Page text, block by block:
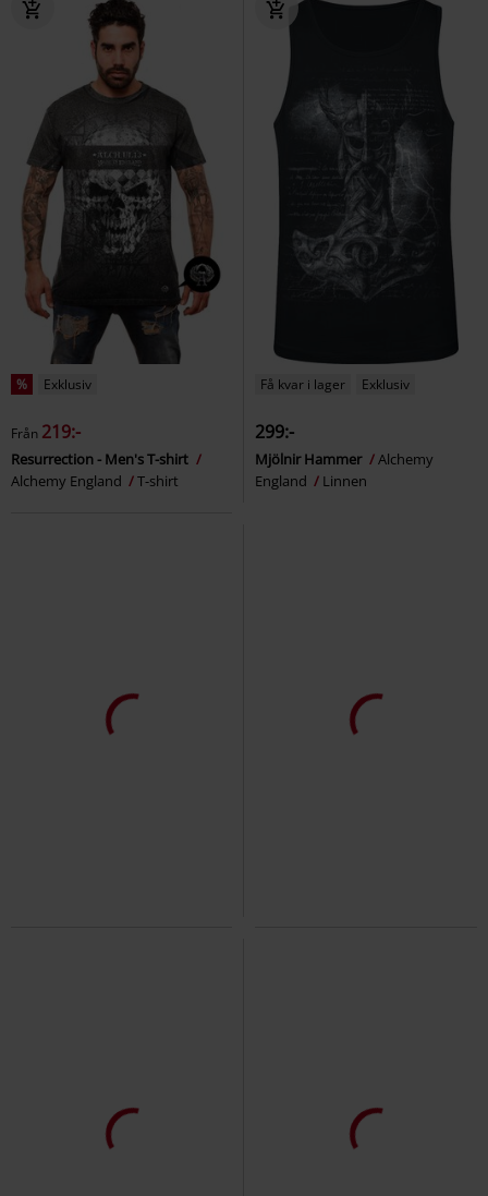
% Exklusiv
Från 219:-
Resurrection - Men's T-shirt
Alchemy England
T-shirt
Få kvar i lager Exklusiv
299:-
Mjölnir Hammer
Alchemy
England
Linnen